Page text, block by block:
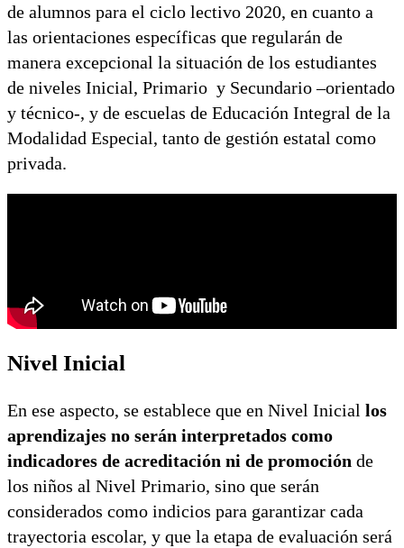
de alumnos para el ciclo lectivo 2020, en cuanto a
las orientaciones específicas que regularán de
manera excepcional la situación de los estudiantes
de niveles Inicial, Primario y Secundario –orientado
y técnico-, y de escuelas de Educación Integral de la
Modalidad Especial, tanto de gestión estatal como
privada.
Nivel Inicial
En ese aspecto, se establece que en Nivel Inicial los
aprendizajes no serán interpretados como
indicadores de acreditación ni de promoción de
los niños al Nivel Primario, sino que serán
considerados como indicios para garantizar cada
trayectoria escolar, y que la etapa de evaluación será